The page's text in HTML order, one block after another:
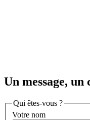
Un message,
Qui êtes-vous ?
Votre nom